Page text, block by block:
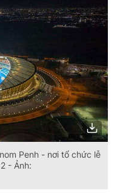
Penh - nơi tổ chức lễ
- Ảnh: